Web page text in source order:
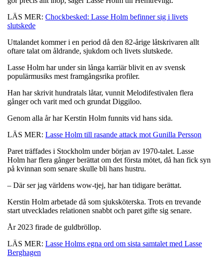
LÄS MER: Chockbesked: Lasse Holm befinner sig i livets
slutskede
Uttalandet kommer i en period då den 82-årige låtskrivaren allt
oftare talat om åldrande, sjukdom och livets slutskede.
Lasse Holm har under sin långa karriär blivit en av svensk
populärmusiks mest framgångsrika profiler.
Han har skrivit hundratals låtar, vunnit Melodifestivalen flera
gånger och varit med och grundat Diggiloo.
Genom alla år har Kerstin Holm funnits vid hans sida.
LÄS MER: Lasse Holm till rasande attack mot Gunilla Persson
Paret träffades i Stockholm under början av 1970-talet. Lasse
Holm har flera gånger berättat om det första mötet, då han fick syn
på kvinnan som senare skulle bli hans hustru.
– Där ser jag världens wow-tjej, har han tidigare berättat.
Kerstin Holm arbetade då som sjuksköterska. Trots en trevande
start utvecklades relationen snabbt och paret gifte sig senare.
År 2023 firade de guldbröllop.
LÄS MER: Lasse Holms egna ord om sista samtalet med Lasse
Berghagen